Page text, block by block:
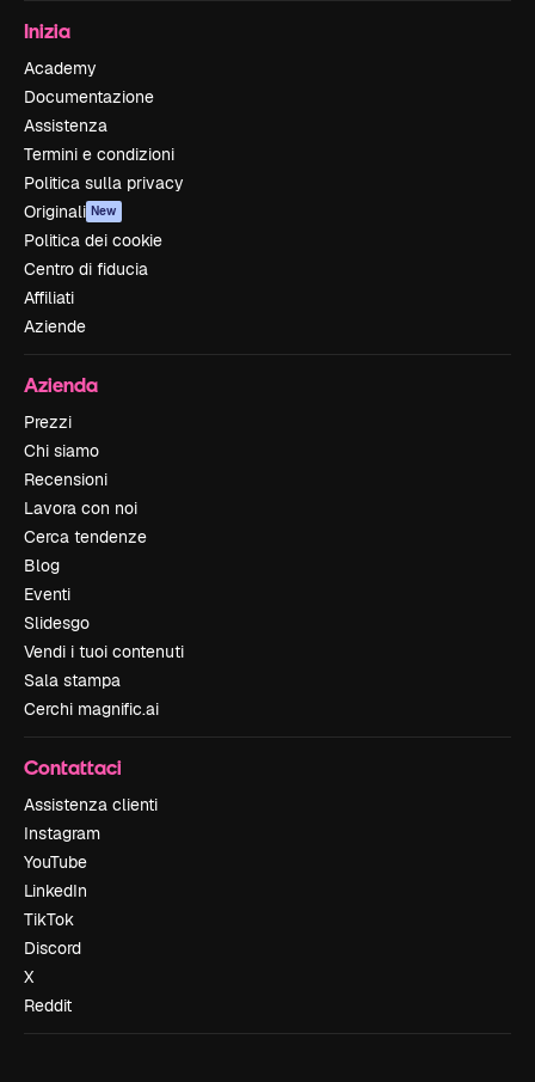
Inizia
Academy
Documentazione
Assistenza
Termini e condizioni
Politica sulla privacy
Originali New
Politica dei cookie
Centro di fiducia
Affiliati
Aziende
Azienda
Prezzi
Chi siamo
Recensioni
Lavora con noi
Cerca tendenze
Blog
Eventi
Slidesgo
Vendi i tuoi contenuti
Sala stampa
Cerchi magnific.ai
Contattaci
Assistenza clienti
Instagram
YouTube
LinkedIn
TikTok
Discord
X
Reddit